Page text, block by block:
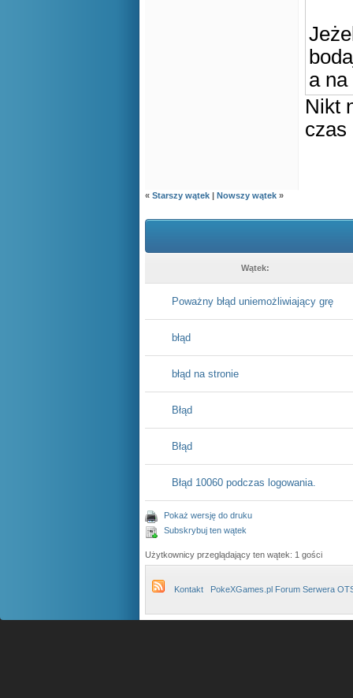
a na
Nikt
czas
« Starszy wątek | Nowszy wątek »
Wątek:
Poważny błąd uniemożliwiający grę
błąd
błąd na stronie
Błąd
Błąd
Błąd 10060 podczas logowania.
Pokaż wersję do druku
Subskrybuj ten wątek
Użytkownicy przeglądający ten wątek: 1 gości
Kontakt PokeXGames.pl Forum Serwera